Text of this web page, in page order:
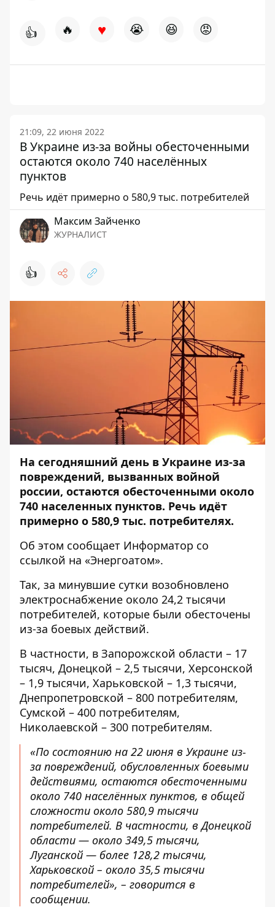
👍 🔥 ♥ 😭 😆 😡
21:09, 22 июня 2022
В Украине из-за войны обесточенными
остаются около 740 населённых
пунктов
Речь идёт примерно о 580,9 тыс. потребителей
Максим Зайченко
ЖУРНАЛИСТ
👍
На сегодняшний день в Украине из-за
повреждений, вызванных войной
россии, остаются обесточенными около
740 населенных пунктов. Речь идёт
примерно о 580,9 тыс. потребителях.
Об этом сообщает Информатор со
ссылкой на «Энергоатом».
Так, за минувшие сутки возобновлено
электроснабжение около 24,2 тысячи
потребителей, которые были обесточены
из-за боевых действий.
В частности, в Запорожской области – 17
тысяч, Донецкой – 2,5 тысячи, Херсонской
– 1,9 тысячи, Харьковской – 1,3 тысячи,
Днепропетровской – 800 потребителям,
Сумской – 400 потребителям,
Николаевской – 300 потребителям.
«По состоянию на 22 июня в Украине из-
за повреждений, обусловленных боевыми
действиями, остаются обесточенными
около 740 населённых пунктов, в общей
сложности около 580,9 тысячи
потребителей. В частности, в Донецкой
области — около 349,5 тысячи,
Луганской — более 128,2 тысячи,
Харьковской – около 35,5 тысячи
потребителей», – говорится в
сообщении.